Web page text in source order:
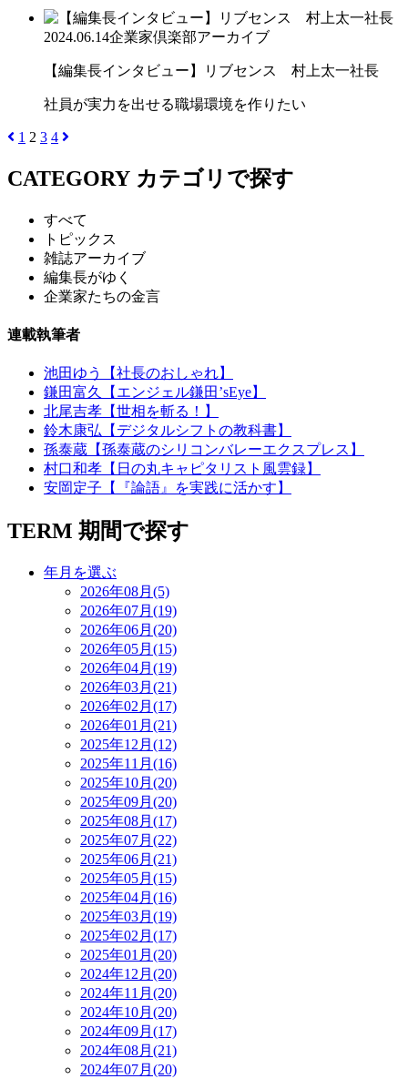
2024.06.14企業家倶楽部アーカイブ
【編集長インタビュー】リブセンス 村上太一社長
社員が実力を出せる職場環境を作りたい
1 2 3 4
CATEGORY カテゴリで探す
すべて
トピックス
雑誌アーカイブ
編集長がゆく
企業家たちの金言
連載執筆者
池田ゆう【社長のおしゃれ】
鎌田富久【エンジェル鎌田’sEye】
北尾吉孝【世相を斬る！】
鈴木康弘【デジタルシフトの教科書】
孫泰蔵【孫泰蔵のシリコンバレーエクスプレス】
村口和孝【日の丸キャピタリスト風雲録】
安岡定子【『論語』を実践に活かす】
TERM 期間で探す
年月を選ぶ
2026年08月(5)
2026年07月(19)
2026年06月(20)
2026年05月(15)
2026年04月(19)
2026年03月(21)
2026年02月(17)
2026年01月(21)
2025年12月(12)
2025年11月(16)
2025年10月(20)
2025年09月(20)
2025年08月(17)
2025年07月(22)
2025年06月(21)
2025年05月(15)
2025年04月(16)
2025年03月(19)
2025年02月(17)
2025年01月(20)
2024年12月(20)
2024年11月(20)
2024年10月(20)
2024年09月(17)
2024年08月(21)
2024年07月(20)